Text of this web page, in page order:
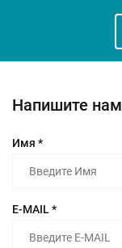
Напишите нам
Имя *
E-MAIL *